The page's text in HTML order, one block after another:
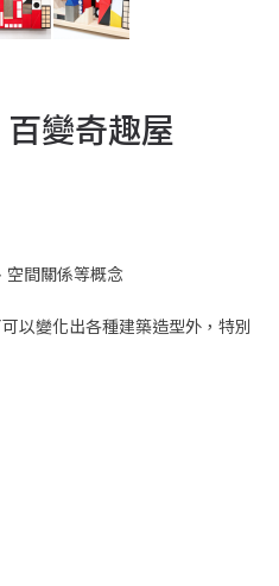
變奇趣屋
空間關係等概念
以變化出各種建築造型外，特別